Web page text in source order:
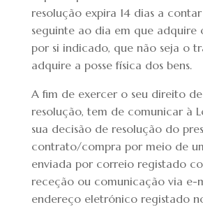
resolução expira 14 dias a
seguinte ao dia em que adquire
por si indicado, que não seja o
adquire a posse física dos bens.
A fim de exercer o seu direito
resolução, tem de comunicar à
sua decisão de resolução do
contrato/compra por meio de
enviada por correio registado
receção ou comunicação via e-
endereço eletrónico registado